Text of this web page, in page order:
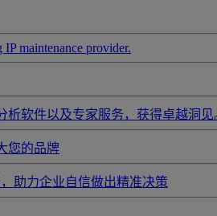
maintenance provider.
析软件以及专家服务，获得卓越洞见
您的品牌
助力企业自信做出精准决策